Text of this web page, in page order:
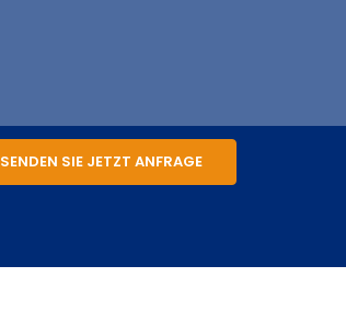
SENDEN SIE JETZT ANFRAGE